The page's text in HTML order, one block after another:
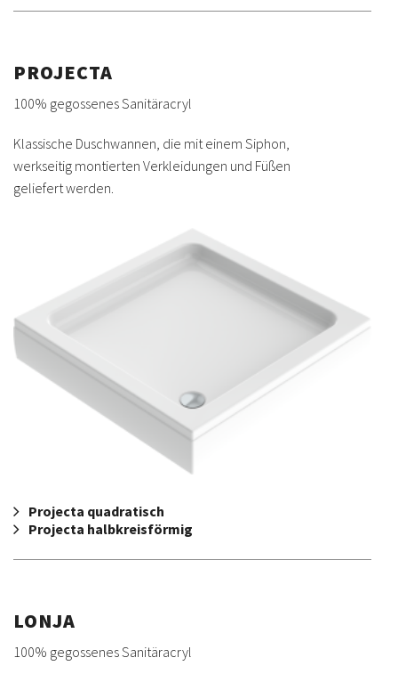
PROJECTA
100% gegossenes Sanitäracryl
Klassische Duschwannen, die mit einem Siphon,
werkseitig montierten Verkleidungen und Füßen
geliefert werden.
Projecta quadratisch
Projecta halbkreisförmig
LONJA
100% gegossenes Sanitäracryl